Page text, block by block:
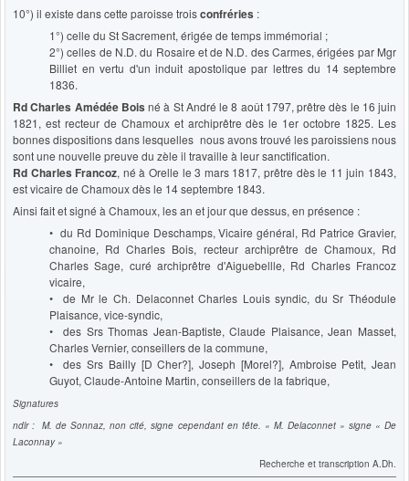
10°) il existe dans cette paroisse troisconfréries :
1°) celle du St Sacrement, érigée de temps immémorial ;
2°) celles de N.D. du Rosaire et de N.D. des Carmes, érigées par Mgr
Billiet en vertu d'un induit apostolique par lettres du 14 septembre
1836.
Rd Charles Amédée Bois né à St André le 8 août 1797, prêtre dès le 16 juin
1821, est recteur de Chamoux et archiprêtre dès le 1er octobre 1825. Les
bonnes dispositions dans lesquelles nous avons trouvé les paroissiens nous
sont une nouvelle preuve du zèle il travaille à leur sanctification.
Rd Charles Francoz, né à Orelle le 3 mars 1817, prêtre dès le 11 juin 1843,
est vicaire de Chamoux dès le 14 septembre 1843.
Ainsi fait et signé à Chamoux, les an et jour que dessus, en présence :
• du Rd Dominique Deschamps, Vicaire général, Rd Patrice Gravier,
chanoine, Rd Charles Bois, recteur archiprêtre de Chamoux, Rd
Charles Sage, curé archiprêtre d'Aiguebellle, Rd Charles Francoz
vicaire,
• de Mr le Ch. Delaconnet Charles Louis syndic, du Sr Théodule
Plaisance, vice-syndic,
• des Srs Thomas Jean-Baptiste, Claude Plaisance, Jean Masset,
Charles Vernier, conseillers de la commune,
• des Srs Bailly [D Cher?], Joseph [Morel?], Ambroise Petit, Jean
Guyot, Claude-Antoine Martin, conseillers de la fabrique,
Signatures
ndlr : M. de Sonnaz, non cité, signe cependant en tête. « M. Delaconnet » signe « De
Laconnay »
Recherche et transcription A.Dh.